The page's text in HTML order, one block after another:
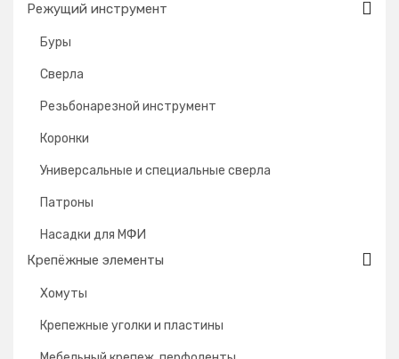
Режущий инструмент
Буры
Сверла
Резьбонарезной инструмент
Коронки
Универсальные и специальные сверла
Патроны
Насадки для МФИ
Крепёжные элементы
Хомуты
Крепежные уголки и пластины